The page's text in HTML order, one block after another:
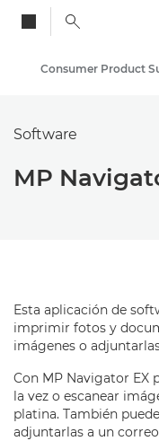
Consumer Product
Software
MP
Esta aplicación de
imprimir fotos y
imágenes o
Con MP Navigator EX
la vez o escanear
platina. También
adjuntarlas a un